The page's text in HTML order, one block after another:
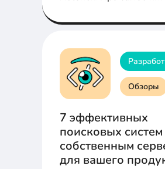
Обзоры
7 эффективных
поисковых систем
собственным
для вашего